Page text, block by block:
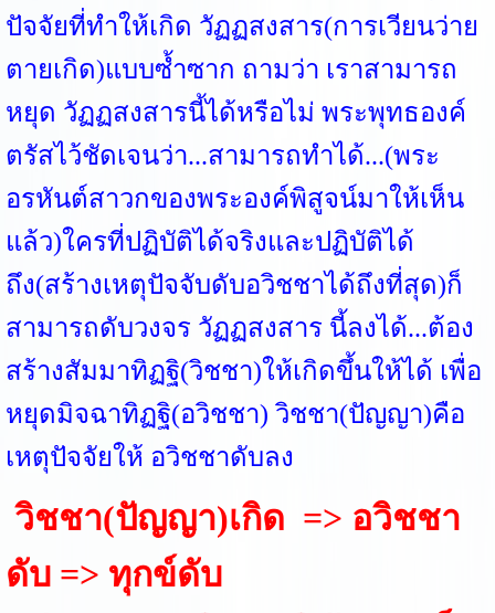
ปัจจัยที่ทำให้เกิด วัฏฏสงสาร(การเวียนว่าย
ตายเกิด)แบบซ้ำซาก ถามว่า เราสามารถ
หยุด วัฏฏสงสารนี้ได้หรือไม่ พระพุทธองค์
ตรัสไว้ชัดเจนว่า...สามารถทำได้...(พระ
อรหันต์สาวกของพระองค์พิสูจน์มาให้เห็น
แล้ว)ใครที่ปฏิบัติได้จริงและปฏิบัติได้
ถึง(สร้างเหตุปัจจับดับอวิชชาได้ถึงที่สุด)ก็
สามารถดับวงจร วัฏฏสงสาร นี้ลงได้...ต้อง
สร้างสัมมาทิฏฐิ(วิชชา)ให้เกิดขึ้นให้ได้ เพื่อ
หยุดมิจฉาทิฏฐิ(อวิชชา) วิชชา(ปัญญา)คือ
เหตุปัจจัยให้ อวิชชาดับลง
วิชชา(ปัญญา)เกิด => อวิชชา
ดับ => ทุกข์ดับ